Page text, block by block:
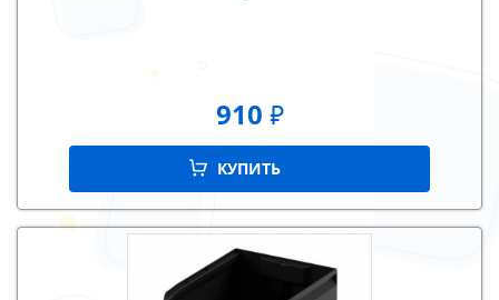
910 ₽
КУПИТЬ